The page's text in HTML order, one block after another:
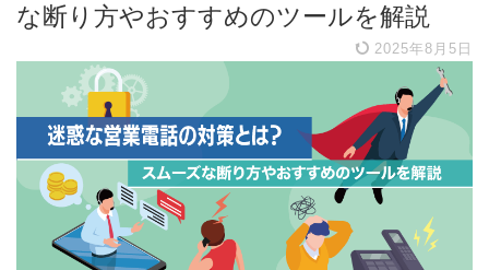
な断り方やおすすめのツールを解説
2025年8月5日